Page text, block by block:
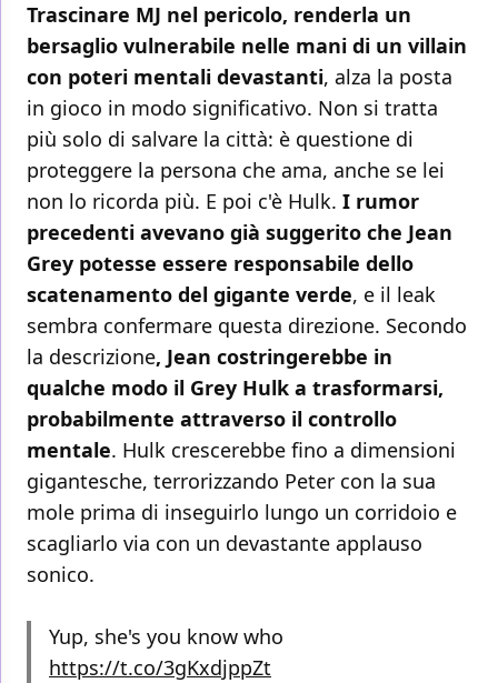
Trascinare MJ nel pericolo, renderla un
bersaglio vulnerabile nelle mani di un villain
con poteri mentali devastanti, alza la posta
in gioco in modo significativo. Non si tratta
più solo di salvare la città: è questione di
proteggere la persona che ama, anche se lei
non lo ricorda più. E poi c'è Hulk. I rumor
precedenti avevano già suggerito che Jean
Grey potesse essere responsabile dello
scatenamento del gigante verde, e il leak
sembra confermare questa direzione. Secondo
la descrizione, Jean costringerebbe in
qualche modo il Grey Hulk a trasformarsi,
probabilmente attraverso il controllo
mentale. Hulk crescerebbe fino a dimensioni
gigantesche, terrorizzando Peter con la sua
mole prima di inseguirlo lungo un corridoio e
scagliarlo via con un devastante applauso
sonico.
Yup, she's you know who
https://t.co/3gKxdjppZt